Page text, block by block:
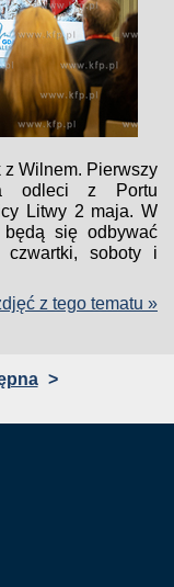
z Wilnem. Pierwszy
odleci z Portu
Litwy 2 maja. W
się odbywać
soboty i
z tego tematu »
>